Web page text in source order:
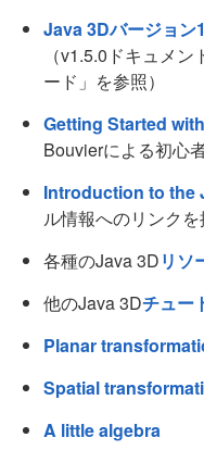
Java 3Dバージョン
（v1.5.0ドキュメ
ード」を参照）
Getting Started
Bouvierによる初心
Introduction to the
ル情報へのリンクを
各種のJava 3Dリソ
他のJava 3Dチュー
Planar
Spatial
A little algebra